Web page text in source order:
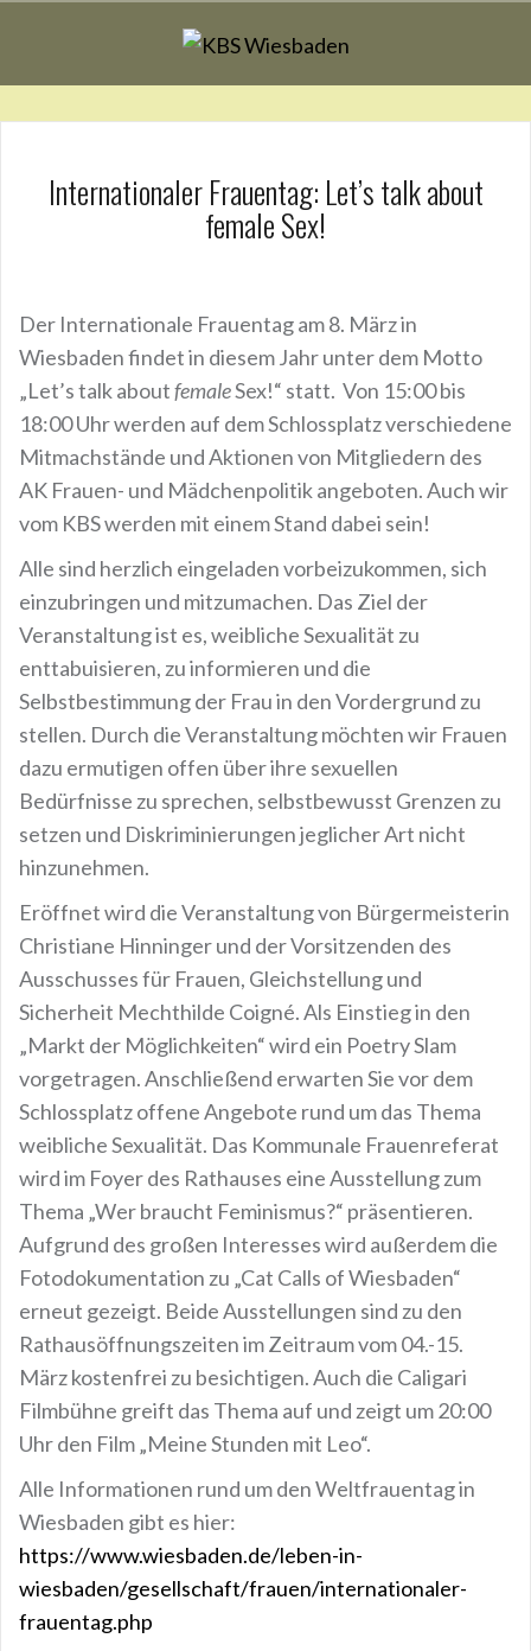
springen
Internationaler Frauentag: Let’s talk about
female Sex!
Der Internationale Frauentag am 8. März in
Wiesbaden findet in diesem Jahr unter dem Motto
„Let’s talk aboutfemaleSex!“ statt. Von 15:00 bis
18:00 Uhr werden auf dem Schlossplatz verschiedene
Mitmachstände und Aktionen von Mitgliedern des
AK Frauen- und Mädchenpolitik angeboten. Auch wir
vom KBS werden mit einem Stand dabei sein!
Alle sind herzlich eingeladen vorbeizukommen, sich
einzubringen und mitzumachen. Das Ziel der
Veranstaltung ist es, weibliche Sexualität zu
enttabuisieren, zu informieren und die
Selbstbestimmung der Frau in den Vordergrund zu
stellen. Durch die Veranstaltung möchten wir Frauen
dazu ermutigen offen über ihre sexuellen
Bedürfnisse zu sprechen, selbstbewusst Grenzen zu
setzen und Diskriminierungen jeglicher Art nicht
hinzunehmen.
Eröffnet wird die Veranstaltung von Bürgermeisterin
Christiane Hinninger und der Vorsitzenden des
Ausschusses für Frauen, Gleichstellung und
Sicherheit Mechthilde Coigné. Als Einstieg in den
„Markt der Möglichkeiten“ wird ein Poetry Slam
vorgetragen. Anschließend erwarten Sie vor dem
Schlossplatz offene Angebote rund um das Thema
weibliche Sexualität. Das Kommunale Frauenreferat
wird im Foyer des Rathauses eine Ausstellung zum
Thema „Wer braucht Feminismus?“ präsentieren.
Aufgrund des großen Interesses wird außerdem die
Fotodokumentation zu „Cat Calls of Wiesbaden“
erneut gezeigt. Beide Ausstellungen sind zu den
Rathausöffnungszeiten im Zeitraum vom 04.-15.
März kostenfrei zu besichtigen. Auch die Caligari
Filmbühne greift das Thema auf und zeigt um 20:00
Uhr den Film „Meine Stunden mit Leo“.
Alle Informationen rund um den Weltfrauentag in
Wiesbaden gibt es hier:
https://www.wiesbaden.de/leben-in-
wiesbaden/gesellschaft/frauen/internationaler-
frauentag.php